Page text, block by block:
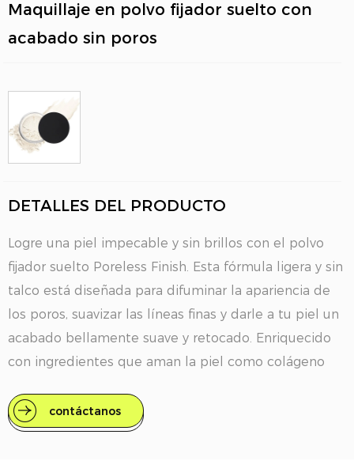
Maquillaje en polvo fijador suelto con
acabado sin poros
DETALLES DEL PRODUCTO
Logre una piel impecable y sin brillos con el polvo
fijador suelto Poreless Finish. Esta fórmula ligera y sin
talco está diseñada para difuminar la apariencia de
los poros, suavizar las líneas finas y darle a tu piel un
acabado bellamente suave y retocado. Enriquecido
con ingredientes que aman la piel como colágeno
vitamina E, este polvo no solo perfecciona sino que
también nutre, dejando tu piel con un aspecto fresco
contáctanos